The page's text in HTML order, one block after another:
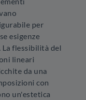
per
esigenze
flessibilità del
lineari
da una
con
un'estetica